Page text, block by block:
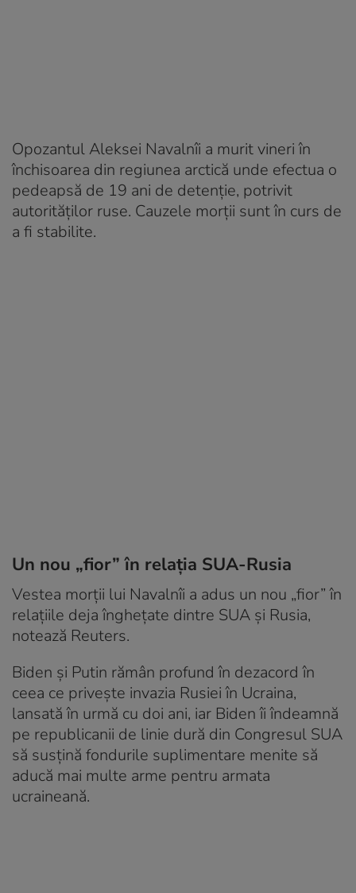
Opozantul Aleksei Navalnîi a murit vineri în
închisoarea din regiunea arctică unde efectua o
pedeapsă de 19 ani de detenţie, potrivit
autorităților ruse. Cauzele morţii sunt în curs de
a fi stabilite.
Un nou „fior” în relația SUA-Rusia
Vestea morții lui Navalnîi a adus un nou „fior” în
relațiile deja înghețate dintre SUA și Rusia,
notează Reuters.
Biden și Putin rămân profund în dezacord în
ceea ce privește invazia Rusiei în Ucraina,
lansată în urmă cu doi ani, iar Biden îi îndeamnă
pe republicanii de linie dură din Congresul SUA
să susțină fondurile suplimentare menite să
aducă mai multe arme pentru armata
ucraineană.